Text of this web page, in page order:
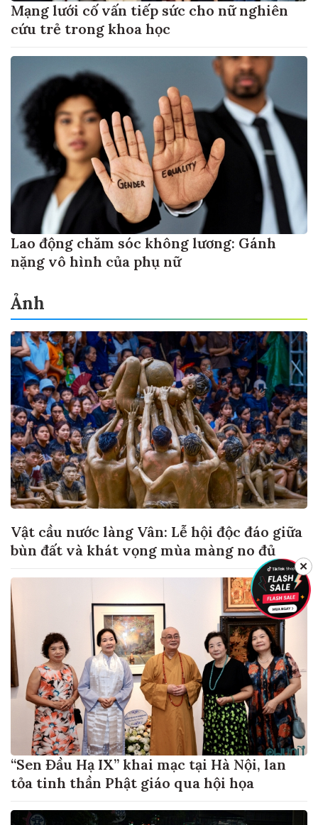
Mạng lưới cố vấn tiếp sức cho nữ nghiên
cứu trẻ trong khoa học
Lao động chăm sóc không lương: Gánh
nặng vô hình của phụ nữ
Ảnh
Vật cầu nước làng Vân: Lễ hội độc đáo giữa
bùn đất và khát vọng mùa màng no đủ
“Sen Đầu Hạ IX” khai mạc tại Hà Nội, lan
tỏa tinh thần Phật giáo qua hội họa
✕